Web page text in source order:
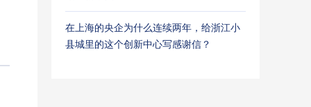
在上海的央企为什么连续两年，给浙江小
县城里的这个创新中心写感谢信？